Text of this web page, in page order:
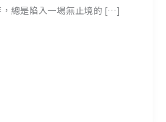
總是陷入一場無止境的 […]